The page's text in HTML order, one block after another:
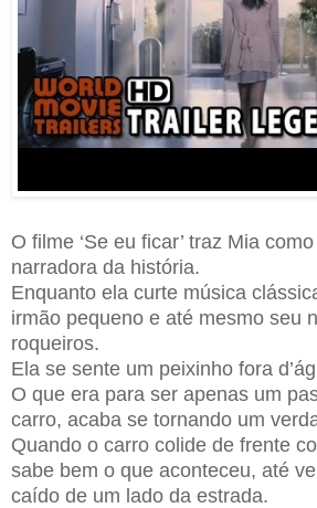
O filme ‘Se eu ficar’ traz Mia
narradora da história.
Enquanto ela curte música
irmão pequeno e até mesmo seu
roqueiros.
Ela se sente um peixinho fora
O que era para ser apenas um
carro, acaba se tornando um
Quando o carro colide de frente
sabe bem o que aconteceu, até
caído de um lado da estrada.